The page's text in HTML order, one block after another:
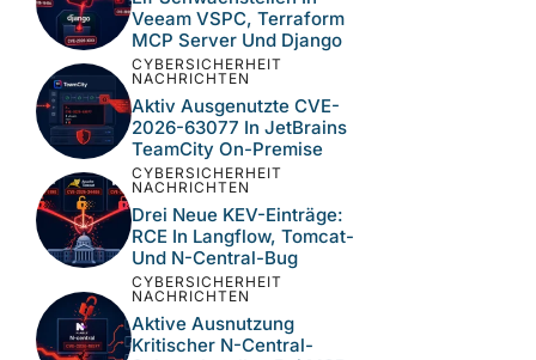
Veeam VSPC, Terraform
MCP Server Und Django
CYBERSICHERHEIT
NACHRICHTEN
Aktiv Ausgenutzte CVE-
2026-63077 In JetBrains
TeamCity On-Premise
CYBERSICHERHEIT
NACHRICHTEN
Drei Neue KEV-Einträge:
RCE In Langflow, Tomcat-
Und N-Central-Bug
CYBERSICHERHEIT
NACHRICHTEN
Aktive Ausnutzung
Kritischer N-Central-